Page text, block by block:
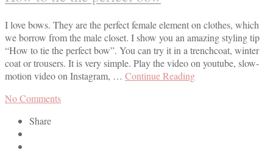
I love bows. They are the perfect female element on clothes, which
we borrow from the male closet. I show you an amazing styling tip
“How to tie the perfect bow”. You can try it in a trenchcoat, winter
coat or trousers. It is very simple. Play the video on youtube, slow-
motion video on Instagram, … Continue Reading
No Comments
Share